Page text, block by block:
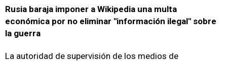
Rusia baraja imponer a Wikipedia una multa
económica por no eliminar "información ilegal" sobre
la guerra
La autoridad de supervisión de los medios de